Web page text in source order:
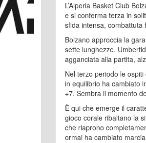
L’Alperia Basket Club
e si conferma terza in
sfida intensa, combattuta
Bolzano approccia la
sette lunghezze.
agganciata alla partita,
Nel terzo periodo le
in equilibrio ha cambiato
+7. Sembra il momento
È qui che emerge il
gioco corale ribaltano la
che riaprono
ormai ha cambiato